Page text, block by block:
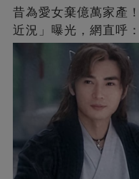
昔為愛女棄億萬家產
近況」曝光，網直呼